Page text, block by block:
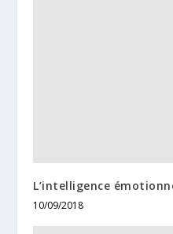
L’intelligence
10/09/2018